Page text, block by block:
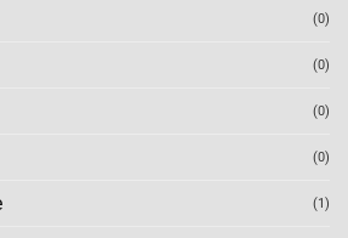
(0)
(0)
(0)
(0)
(1)